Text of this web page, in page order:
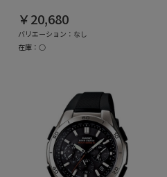
￥20,680
バリエーション：なし
在庫：○